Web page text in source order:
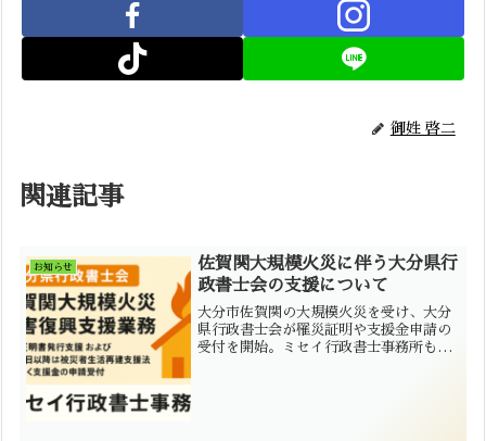
御姓 啓二
関連記事
お知らせ
佐賀関大規模火災に伴う大分県行
政書士会の支援について
大分市佐賀関の大規模火災を受け、大分
県行政書士会が罹災証明や支援金申請の
受付を開始。ミセイ行政書士事務所も会